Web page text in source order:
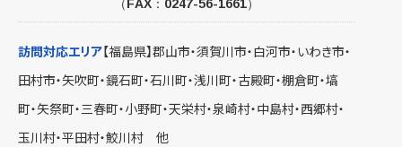
訪問対応エリア【福島県】郡山市・須賀川市・白河市・いわき市・
田村市・矢吹町・鏡石町・石川町・浅川町・古殿町・棚倉町・塙
町・矢祭町・三春町・小野町・天栄村・泉崎村・中島村・西郷村・
玉川村・平田村・鮫川村 他